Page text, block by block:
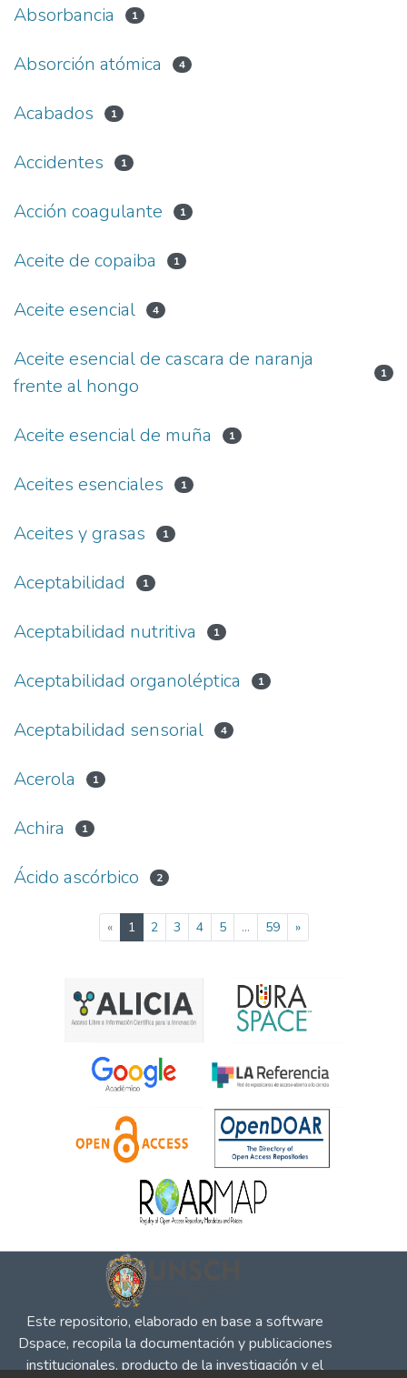
Absorbancia 1
Absorción atómica 4
Acabados 1
Accidentes 1
Acción coagulante 1
Aceite de copaiba 1
Aceite esencial 4
Aceite esencial de cascara de naranja
frente al hongo
1
Aceite esencial de muña 1
Aceites esenciales 1
Aceites y grasas 1
Aceptabilidad 1
Aceptabilidad nutritiva 1
Aceptabilidad organoléptica 1
Aceptabilidad sensorial 4
Acerola 1
Achira 1
Ácido ascórbico 2
« 1(current)
2 3 4 5 ... 59 »
Este repositorio, elaborado en base a software
Dspace, recopila la documentación y publicaciones
institucionales, producto de la investigación y el